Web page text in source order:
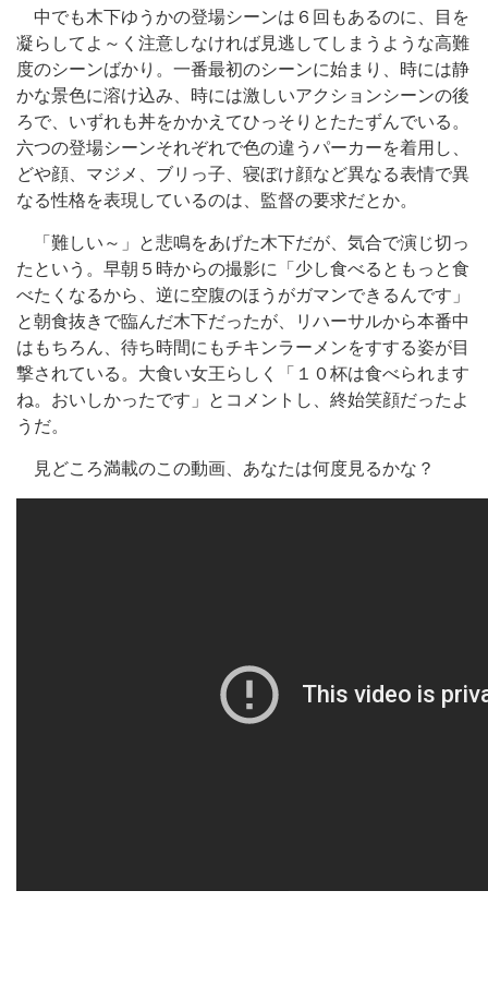
中でも木下ゆうかの登場シーンは６回もあるのに、目を
凝らしてよ～く注意しなければ見逃してしまうような高難
度のシーンばかり。一番最初のシーンに始まり、時には静
かな景色に溶け込み、時には激しいアクションシーンの後
ろで、いずれも丼をかかえてひっそりとたたずんでいる。
六つの登場シーンそれぞれで色の違うパーカーを着用し、
どや顔、マジメ、ブリっ子、寝ぼけ顔など異なる表情で異
なる性格を表現しているのは、監督の要求だとか。
「難しい～」と悲鳴をあげた木下だが、気合で演じ切っ
たという。早朝５時からの撮影に「少し食べるともっと食
べたくなるから、逆に空腹のほうがガマンできるんです」
と朝食抜きで臨んだ木下だったが、リハーサルから本番中
はもちろん、待ち時間にもチキンラーメンをすする姿が目
撃されている。大食い女王らしく「１０杯は食べられます
ね。おいしかったです」とコメントし、終始笑顔だったよ
うだ。
見どころ満載のこの動画、あなたは何度見るかな？